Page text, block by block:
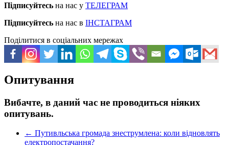
Підписуйтесь на нас у ТЕЛЕГРАМ
Підписуйтесь на нас в ІНСТАГРАМ
Поділитися в соціальних мережах
Опитування
Вибачте, в даний час не проводиться ніяких
опитувань.
← Путивльська громада знеструмлена: коли відновлять
електропостачання?